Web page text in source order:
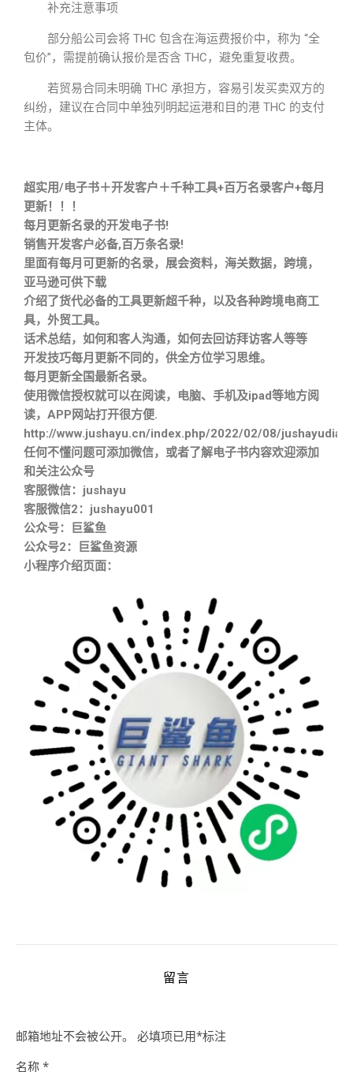
补充注意事项
部分船公司会将 THC 包含在海运费报价中，称为 “全
包价”，需提前确认报价是否含 THC，避免重复收费。
若贸易合同未明确 THC 承担方，容易引发买卖双方的
纠纷，建议在合同中单独列明起运港和目的港 THC 的支付
主体。
超实用/电子书＋开发客户＋千种工具+百万名录客户+每月
更新！！！
每月更新名录的开发电子书!
销售开发客户必备,百万条名录!
里面有每月可更新的名录，展会资料，海关数据，跨境，
亚马逊可供下载
介绍了货代必备的工具更新超千种，以及各种跨境电商工
具，外贸工具。
话术总结，如何和客人沟通，如何去回访拜访客人等等
开发技巧每月更新不同的，供全方位学习思维。
每月更新全国最新名录。
使用微信授权就可以在阅读，电脑、手机及ipad等地方阅
读，APP网站打开很方便.
http://www.jushayu.cn/index.php/2022/02/08/
任何不懂问题可添加微信，或者了解电子书内容欢迎添加
和关注公众号
客服微信：jushayu
客服微信2：jushayu001
公众号：巨鲨鱼
公众号2：巨鲨鱼资源
小程序介绍页面：
留言
邮箱地址不会被公开。 必填项已用*标注
名称 *